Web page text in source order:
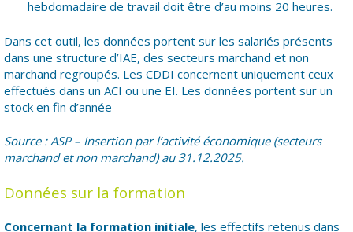
hebdomadaire de travail doit être d’au moins 20 heures.
Dans cet outil, les données portent sur les salariés présents
dans une structure d’IAE, des secteurs marchand et non
marchand regroupés. Les CDDI concernent uniquement ceux
effectués dans un ACI ou une EI. Les données portent sur un
stock en fin d’année
Source : ASP – Insertion par l’activité économique (secteurs
marchand et non marchand) au 31.12.2025.
Données sur la formation
Concernant la formation initiale, les effectifs retenus dans